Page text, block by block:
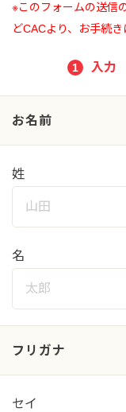
※このフォームの送信
どCACより、お手続き
1 入力
お名前
姓
名
フリガナ
セイ